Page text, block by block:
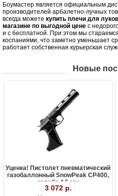
Боумастер является официальным
производителей арбалетно-лучных
всегда можете купить плечи для
магазине по выгодной цене с
и с бесплатной. При этом мы
коспаниями, что заметно уменьшает
работает собственная курьерская
Новые
Уценка! Пистолет пневматический
газобаллонный SnowPeak CP400,
калибр 4.5 мм
3 072 р.